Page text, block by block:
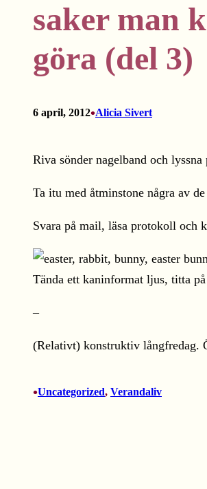
saker man
göra (del 3)
6 april, 2012•Alicia Sivert
Riva sönder nagelband och lyssna
Ta itu med åtminstone några av
Svara på mail, läsa protokoll och
Tända ett kaninformat ljus, titta
–
(Relativt) konstruktiv långfredag.
•Uncategorized, Verandaliv